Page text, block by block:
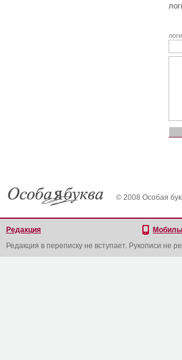
© 2008 Особая
Редакция
Редакция в переписку не вступает. Рукописи не